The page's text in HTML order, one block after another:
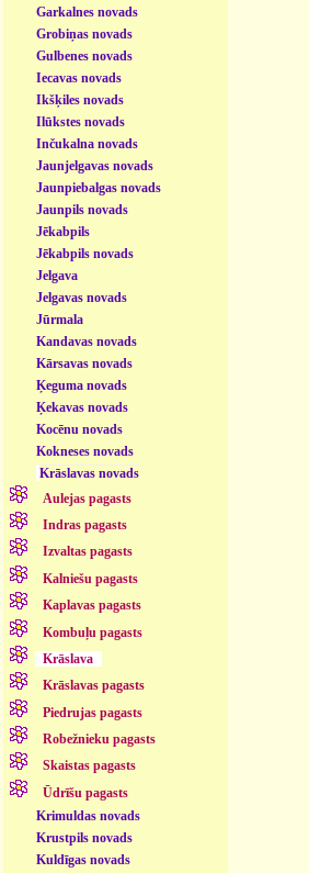
Garkalnes novads
Grobiņas novads
Gulbenes novads
Iecavas novads
Ikšķiles novads
Ilūkstes novads
Inčukalna novads
Jaunjelgavas novads
Jaunpiebalgas novads
Jaunpils novads
Jēkabpils
Jēkabpils novads
Jelgava
Jelgavas novads
Jūrmala
Kandavas novads
Kārsavas novads
Ķeguma novads
Ķekavas novads
Kocēnu novads
Kokneses novads
Krāslavas novads
Aulejas pagasts
Indras pagasts
Izvaltas pagasts
Kalniešu pagasts
Kaplavas pagasts
Kombuļu pagasts
Krāslava
Krāslavas pagasts
Piedrujas pagasts
Robežnieku pagasts
Skaistas pagasts
Ūdrīšu pagasts
Krimuldas novads
Krustpils novads
Kuldīgas novads